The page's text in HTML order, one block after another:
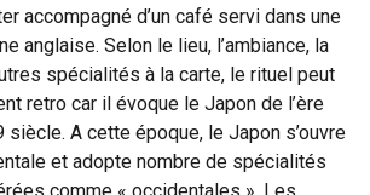
accompagné d’un café servi dans une
anglaise. Selon le lieu, l’ambiance, la
spécialités à la carte, le rituel peut
retro car il évoque le Japon de l’ère
siècle. A cette époque, le Japon s’ouvre
et adopte nombre de spécialités